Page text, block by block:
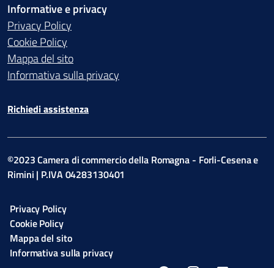
Informative e privacy
Privacy Policy
Cookie Policy
Mappa del sito
Informativa sulla privacy
Richiedi assistenza
©2023 Camera di commercio della Romagna - Forli-Cesena e
Rimini | P.IVA 04283130401
Privacy Policy
Cookie Policy
Mappa del sito
Informativa sulla privacy